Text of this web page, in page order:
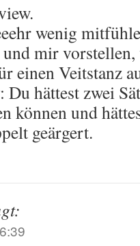
wenig
mir vorstellen,
einen Veitstanz
Du hättest zwei
können und
geärgert.